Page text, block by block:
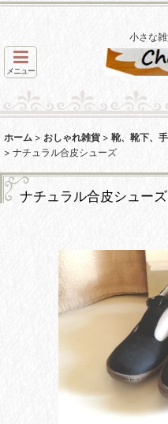
小さな
メニュー
ホーム > おしゃれ雑貨 > 靴、靴下、
> ナチュラル合皮シューズ
ナチュラル合皮シューズ